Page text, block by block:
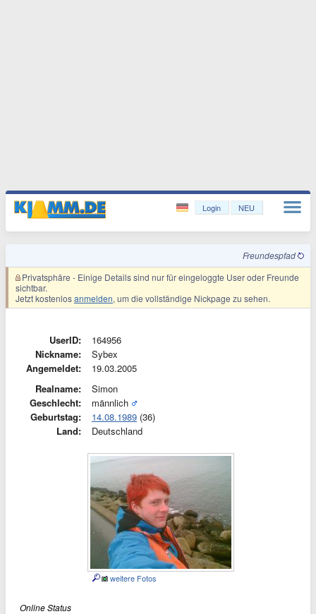
Login NEU
Freundespfad
Privatsphäre - Einige Details sind nur für eingeloggte User oder Freunde
sichtbar.
Jetzt kostenlosanmelden, um die vollständige Nickpage zu sehen.
UserID:
164956
Nickname:
Sybex
Angemeldet:
19.03.2005
Realname:
Simon
Geschlecht:
männlich
Geburtstag:
14.08.1989 (36)
Land:
Deutschland
weitere Fotos
Online Status